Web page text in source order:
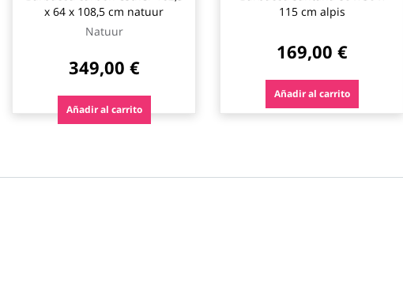
x 64 x 108,5 cm natuur
Natuur
349,00 €
Añadir al carrito
115 cm alpis
169,00 €
Añadir al carrito